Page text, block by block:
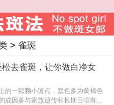
> 雀斑
去雀斑，让你做白净女
的一颗颗小斑点，颜色多为黄褐色
成因多与家族遗传和长期日晒有